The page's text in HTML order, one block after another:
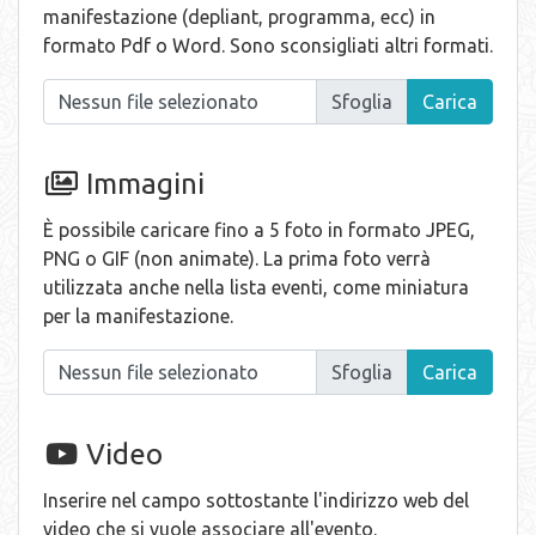
manifestazione (depliant, programma, ecc) in
formato Pdf o Word. Sono sconsigliati altri formati.
Nessun file selezionato
Immagini
È possibile caricare fino a 5 foto in formato JPEG,
PNG o GIF (non animate). La prima foto verrà
utilizzata anche nella lista eventi, come miniatura
per la manifestazione.
Nessun file selezionato
Video
Inserire nel campo sottostante l'indirizzo web del
video che si vuole associare all'evento.